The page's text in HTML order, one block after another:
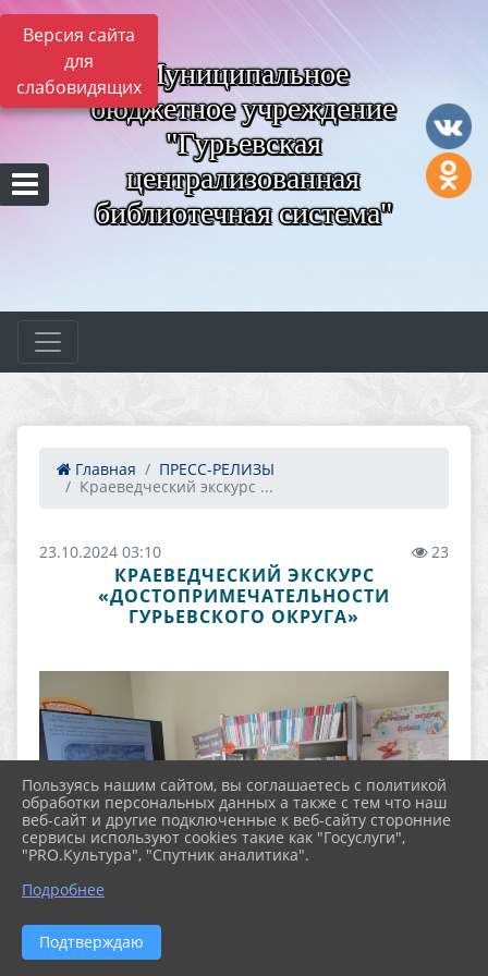
Версия сайта
для
слабовидящих Муниципальное
бюджетное учреждение
"Гурьевская
централизованная
библиотечная система"
Главная
ПРЕСС-РЕЛИЗЫ
Краеведческий экскурс ...
23.10.2024 03:10 23
КРАЕВЕДЧЕСКИЙ ЭКСКУРС
«ДОСТОПРИМЕЧАТЕЛЬНОСТИ
ГУРЬЕВСКОГО ОКРУГА»
Пользуясь нашим сайтом, вы соглашаетесь с политикой
обработки персональных данных а также с тем что наш
веб-сайт и другие подключенные к веб-сайту сторонние
сервисы используют cookies такие как "Госуслуги",
"PRO.Культура", "Спутник аналитика".
Подробнее
Подтверждаю